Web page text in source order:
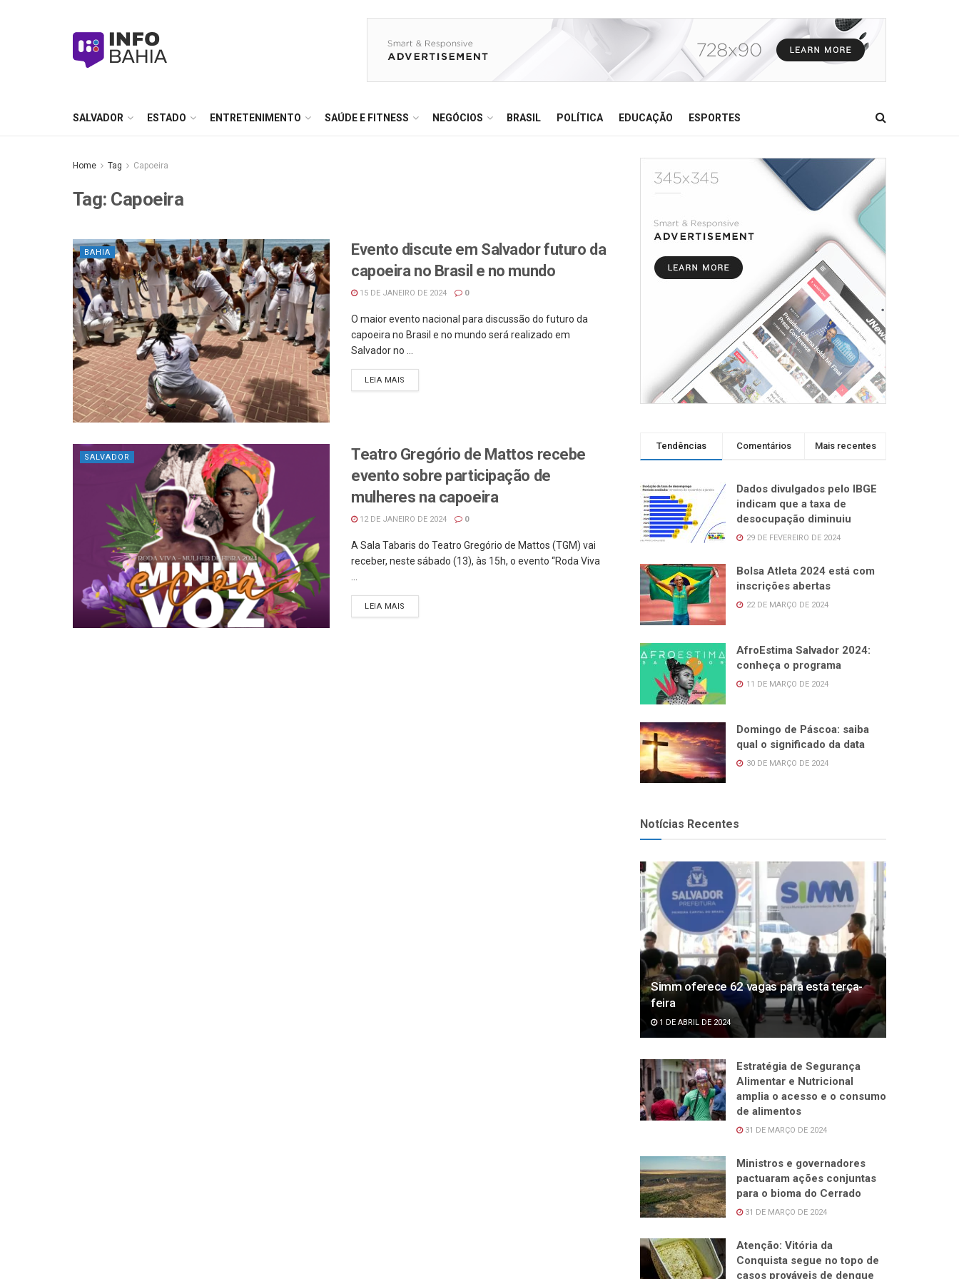
SALVADOR ESTADO ENTRETENIMENTO SAÚDE E FITNESS NEGÓCIOS BRASIL POLÍTICA EDUCAÇÃO ESPORTES
Home Tag Capoeira
Tag: Capoeira
BAHIA
Evento discute em Salvador futuro da
capoeira no Brasil e no mundo
15 DE JANEIRO DE 2024 0
O maior evento nacional para discussão do futuro da
capoeira no Brasil e no mundo será realizado em
Salvador no ...
LEIA MAIS
SALVADOR
Teatro Gregório de Mattos recebe
evento sobre participação de
mulheres na capoeira
12 DE JANEIRO DE 2024 0
A Sala Tabaris do Teatro Gregório de Mattos (TGM) vai
receber, neste sábado (13), às 15h, o evento “Roda Viva
...
LEIA MAIS
Tendências Comentários Mais recentes
Dados divulgados pelo IBGE
indicam que a taxa de
desocupação diminuiu
29 DE FEVEREIRO DE 2024
Bolsa Atleta 2024 está com
inscrições abertas
22 DE MARÇO DE 2024
AfroEstima Salvador 2024:
conheça o programa
11 DE MARÇO DE 2024
Domingo de Páscoa: saiba
qual o significado da data
30 DE MARÇO DE 2024
Notícias Recentes
Simm oferece 62 vagas para esta terça-
feira
1 DE ABRIL DE 2024
Estratégia de Segurança
Alimentar e Nutricional
amplia o acesso e o consumo
de alimentos
31 DE MARÇO DE 2024
Ministros e governadores
pactuaram ações conjuntas
para o bioma do Cerrado
31 DE MARÇO DE 2024
Atenção: Vitória da
Conquista segue no topo de
casos prováveis de dengue